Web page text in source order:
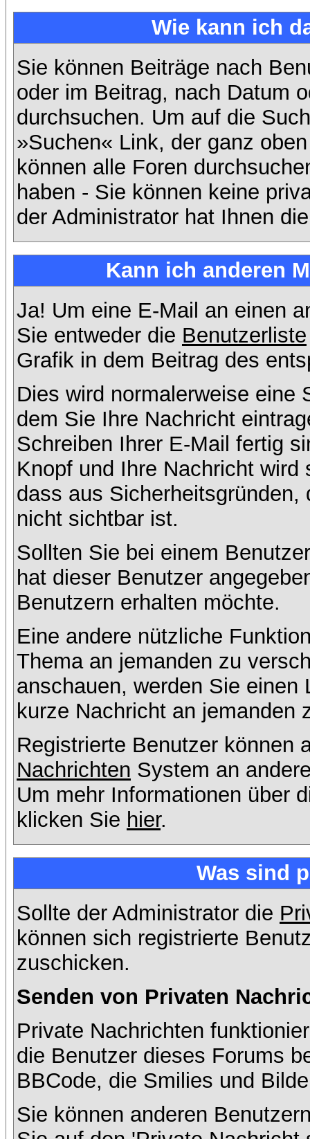
Wie kann ich
Sie können Beiträge nach
oder im Beitrag, nach Datum
durchsuchen. Um auf die
»Suchen« Link, der ganz
können alle Foren
haben - Sie können keine
der Administrator hat Ihnen
Kann ich anderen
Ja! Um eine E-Mail an einen
Sie entweder die Benutzerliste
Grafik in dem Beitrag des
Dies wird normalerweise eine
dem Sie Ihre Nachricht
Schreiben Ihrer E-Mail fertig
Knopf und Ihre Nachricht
dass aus
nicht sichtbar ist.
Sollten Sie bei einem
hat dieser Benutzer
Benutzern erhalten möchte.
Eine andere nützliche
Thema an jemanden zu
anschauen, werden Sie
kurze Nachricht an jemanden
Registrierte Benutzer können
Nachrichten System an
Um mehr Informationen über
klicken Sie hier.
Was sind
Sollte der Administrator die
können sich registrierte
zuschicken.
Senden von Privaten
Private Nachrichten
die Benutzer dieses Forums
BBCode, die Smilies und
Sie können anderen